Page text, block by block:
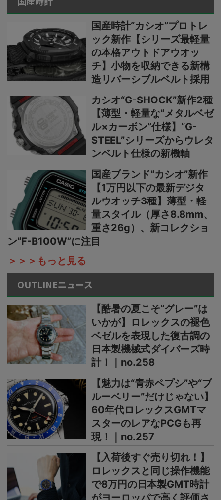
国産時計“カシオ”プロトレ
ック新作【シリーズ最軽量
の本格アウトドアウオッ
チ】小物を収納できる新構
造リバーシブルベルト採用
カシオ“G-SHOCK”新作2種
【薄型・軽量な“メタルベゼ
ル×カーボン”仕様】“G-
STEEL”シリーズからウレタ
ンベルト仕様の新機軸
国産ブランド“カシオ”新作
【1万円以下の最新デジタ
ルウオッチ3種】薄型・軽
量スタイル（厚さ8.8mm、
重さ26g）、新コレクショ
ン“F-B100W”に注目
＞＞＞もっと見る
OUTLINEニュース
【酷暑の夏こそ“グレー”は
いかが】ロレックスの褪色
ベゼルを表現した復古調の
日本製機械式ダイバーズ時
計！｜no.258
【魅力は“青赤ペプシ”や“ブ
ルーベリー”だけじゃない】
60年代ロレックスGMTマ
スターのレアなPCGも再
現！｜no.257
【入荷後すぐ売り切れ！】
ロレックスと同じ操作機能
で8万円の日本製GMT時計
がヨーロッパで高く評価さ